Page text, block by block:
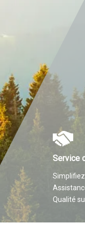
Service
Qualité